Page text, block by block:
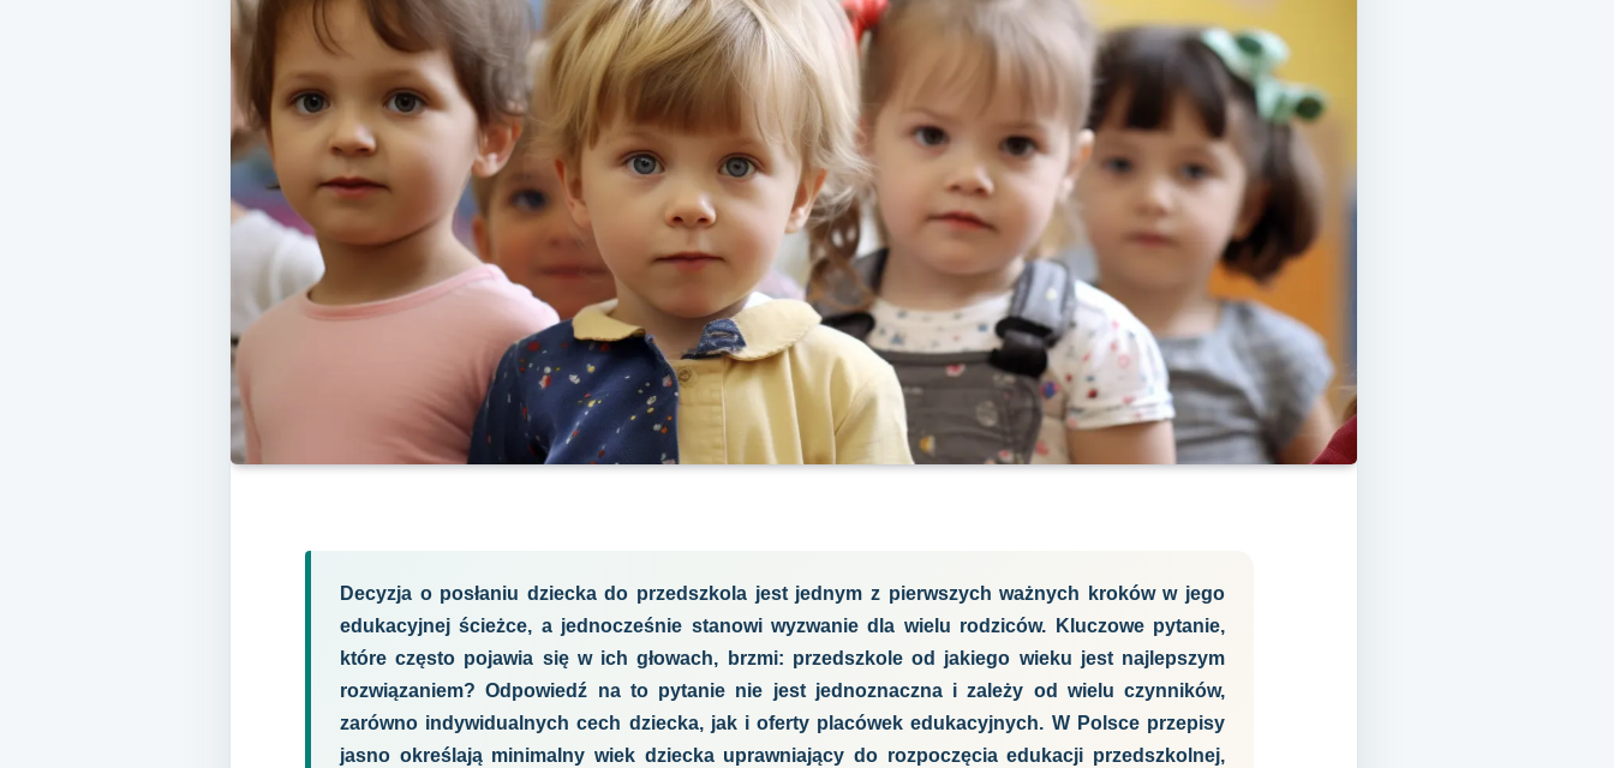
Decyzja o posłaniu dziecka do przedszkola jest jednym z pierwszych ważnych kroków w jego
edukacyjnej ścieżce, a jednocześnie stanowi wyzwanie dla wielu rodziców. Kluczowe pytanie,
które często pojawia się w ich głowach, brzmi: przedszkole od jakiego wieku jest najlepszym
rozwiązaniem? Odpowiedź na to pytanie nie jest jednoznaczna i zależy od wielu czynników,
zarówno indywidualnych cech dziecka, jak i oferty placówek edukacyjnych. W Polsce przepisy
jasno określają minimalny wiek dziecka uprawniający do rozpoczęcia edukacji przedszkolnej,